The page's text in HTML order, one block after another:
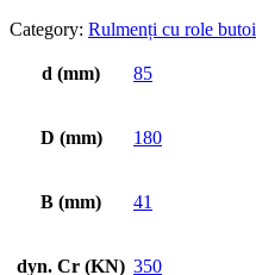
Category: Rulmenți cu role butoi
d (mm) 85
D (mm) 180
B (mm) 41
dyn. Cr (KN) 350